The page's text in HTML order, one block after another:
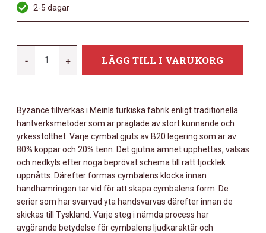
2-5 dagar
-
BYZANCE
HIHAT
MÄNGD
+ LÄGG TILL I VARUKORG
Byzance tillverkas i Meinls turkiska fabrik enligt traditionella
hantverksmetoder som är präglade av stort kunnande och
yrkesstolthet. Varje cymbal gjuts av B20 legering som är av
80% koppar och 20% tenn. Det gjutna ämnet upphettas, valsas
och nedkyls efter noga beprövat schema till rätt tjocklek
uppnåtts. Därefter formas cymbalens klocka innan
handhamringen tar vid för att skapa cymbalens form. De
serier som har svarvad yta handsvarvas därefter innan de
skickas till Tyskland. Varje steg i nämda process har
avgörande betydelse för cymbalens ljudkaraktär och